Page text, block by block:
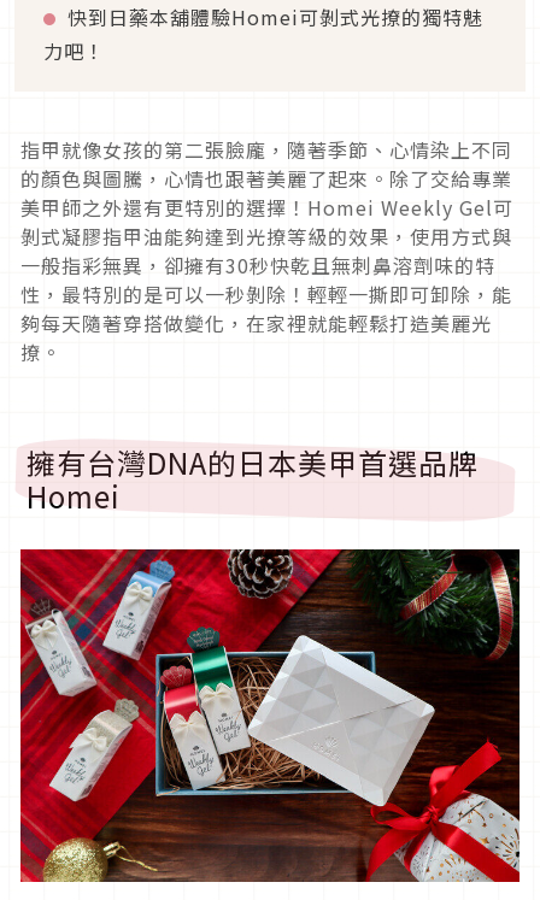
快到日藥本舖體驗Homei可剝式光撩的獨特魅
力吧！
指甲就像女孩的第二張臉龐，隨著季節、心情染上不同
的顏色與圖騰，心情也跟著美麗了起來。除了交給專業
美甲師之外還有更特別的選擇！Homei Weekly Gel可
剝式凝膠指甲油能夠達到光撩等級的效果，使用方式與
一般指彩無異，卻擁有30秒快乾且無刺鼻溶劑味的特
性，最特別的是可以一秒剝除！輕輕一撕即可卸除，能
夠每天隨著穿搭做變化，在家裡就能輕鬆打造美麗光
撩。
擁有台灣DNA的日本美甲首選品牌
Homei